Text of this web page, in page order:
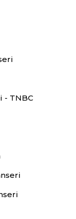
- TNBC